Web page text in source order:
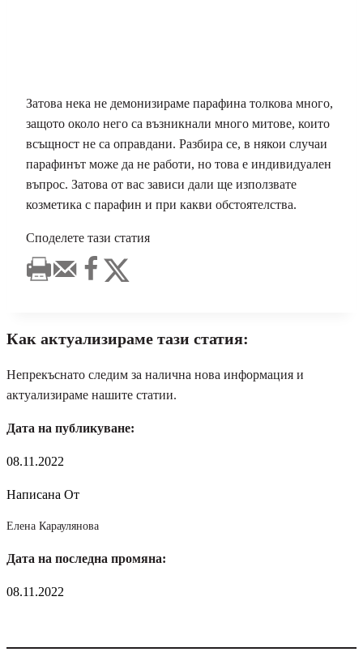
Затова нека не демонизираме парафина толкова много,
защото около него са възникнали много митове, които
всъщност не са оправдани. Разбира се, в някои случаи
парафинът може да не работи, но това е индивидуален
въпрос. Затова от вас зависи дали ще използвате
козметика с парафин и при какви обстоятелства.
Споделете тази статия
Как актуализираме тази статия:
Непрекъснато следим за налична нова информация и
актуализираме нашите статии.
Дата на публикуване:
08.11.2022
Написана От
Елена Караулянова
Дата на последна промяна:
08.11.2022